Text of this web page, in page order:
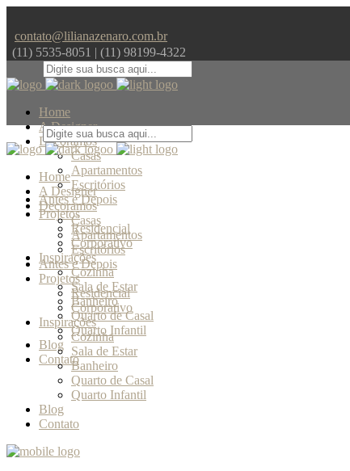
contato@lilianazenaro.com.br
(11) 5535-8051 | (11) 98199-4322
Home
A Designer
Decoramos
Casas
Apartamentos
Escritórios
Antes e Depois
Projetos
Residencial
Corporativo
Inspirações
Cozinha
Sala de Estar
Banheiro
Quarto de Casal
Quarto Infantil
Blog
Contato
Home
A Designer
Decoramos
Casas
Apartamentos
Escritórios
Antes e Depois
Projetos
Residencial
Corporativo
Inspirações
Cozinha
Sala de Estar
Banheiro
Quarto de Casal
Quarto Infantil
Blog
Contato